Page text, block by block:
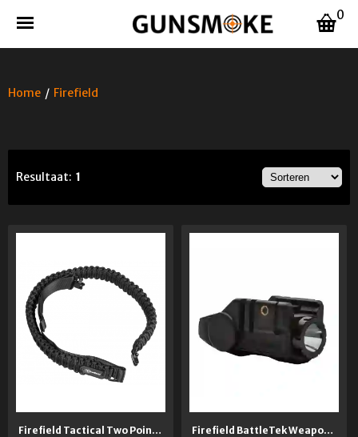
0
Home / Firefield
Resultaat: 1
Firefield Tactical Two Point Paracord Sling Firefield BattleTek Weapon Light